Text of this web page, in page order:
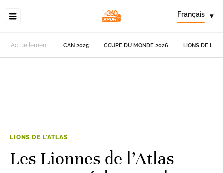
Français ▾
Actuellement CAN 2025 COUPE DU MONDE 2026 LIONS DE
LIONS DE L'ATLAS
Les Lionnes de l’Atlas